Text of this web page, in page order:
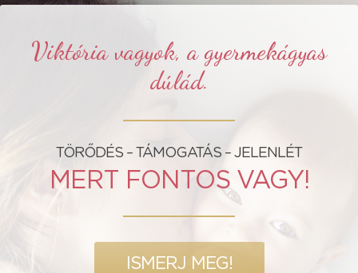
Viktória vagyok, a gyermekágyas
dúlád.
TÖRŐDÉS – TÁMOGATÁS – JELENLÉT
MERT FONTOS VAGY!
ISMERJ MEG!